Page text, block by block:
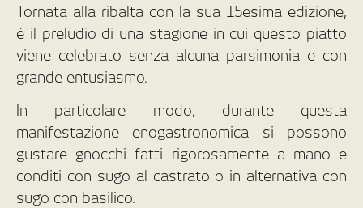
Tornata alla ribalta con la sua 15esima edizione,
è il preludio di una stagione in cui questo piatto
viene celebrato senza alcuna parsimonia e con
grande entusiasmo.
In particolare modo, durante questa
manifestazione enogastronomica si possono
gustare gnocchi fatti rigorosamente a mano e
conditi con sugo al castrato o in alternativa con
sugo con basilico.